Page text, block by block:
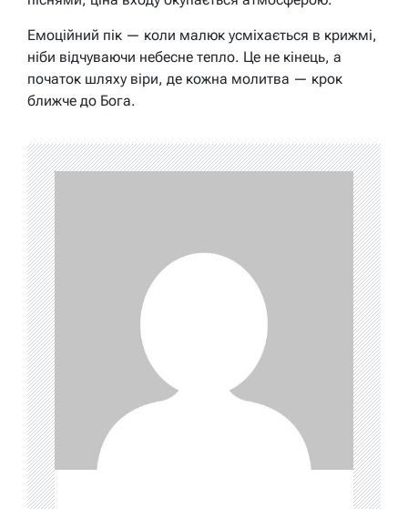
Емоційний пік — коли малюк усміхається в крижмі,
ніби відчуваючи небесне тепло. Це не кінець, а
початок шляху віри, де кожна молитва — крок
ближче до Бога.